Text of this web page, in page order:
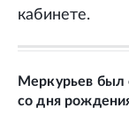
кабинете.
Меркурьев был
со дня